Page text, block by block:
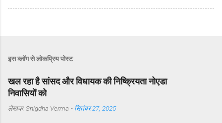
इस ब्लॉग से लोकप्रिय पोस्ट
खल रहा है सांसद और विधायक की निष्क्रियता नोएडा
निवासियों को
लेखक: Snigdha Verma - सितंबर 27, 2025